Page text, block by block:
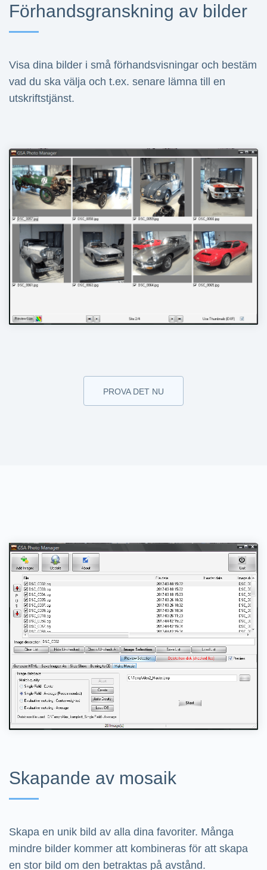
Förhandsgranskning av bilder
Visa dina bilder i små förhandsvisningar och bestäm
vad du ska välja och t.ex. senare lämna till en
utskriftstjänst.
PROVA DET NU
Skapande av mosaik
Skapa en unik bild av alla dina favoriter. Många
mindre bilder kommer att kombineras för att skapa
en stor bild om den betraktas på avstånd.